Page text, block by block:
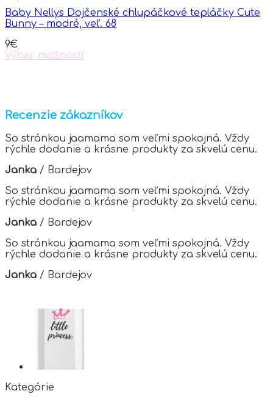
Baby Nellys Dojčenské chlupáčkové tepláčky Cute
Bunny – modré, veľ. 68
9€
Výber možností
variants.
The
options
may
be
chosen
on
the
product
page
Recenzie zákazníkov
So stránkou jaamama som veľmi spokojná. Vždy
rýchle dodanie a krásne produkty za skvelú cenu.
Janka / Bardejov
So stránkou jaamama som veľmi spokojná. Vždy
rýchle dodanie a krásne produkty za skvelú cenu.
Janka / Bardejov
So stránkou jaamama som veľmi spokojná. Vždy
rýchle dodanie a krásne produkty za skvelú cenu.
Janka / Bardejov
Kategórie